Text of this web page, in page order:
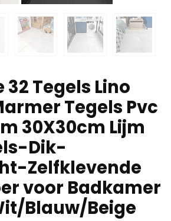
Tegels Lino
Tegels Pvc
30X30cm Lijm
Dik-
Zelfklevende
voor Badkamer
Blauw/Beige